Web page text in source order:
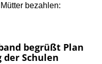
bezahlen:
begrüßt Plan
Schulen